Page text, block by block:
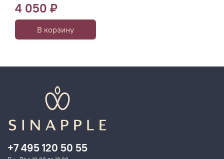
4 050 ₽
В корзину
+7 495 120 50 55